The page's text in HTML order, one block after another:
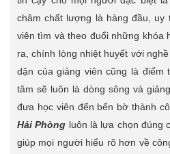
châm chất lượng là hàng đầu,
viên tìm và theo đuổi những khóa
ra, chính lòng nhiệt huyết với
dặn của giảng viên cũng là điểm
tâm sẽ luôn là dòng sông và
đưa học viên đến bến bờ thành
Hải Phòng luôn là lựa chọn đúng
giúp mọi người hiểu rõ hơn về